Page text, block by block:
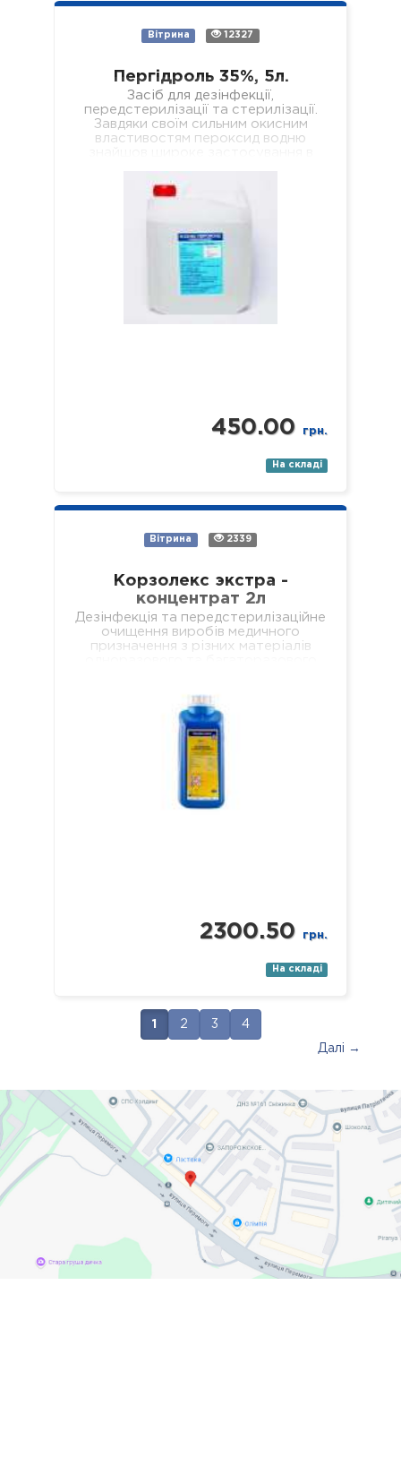
Вітрина 12327
Пергідроль 35%, 5л.
Засіб для дезінфекції,
передстерилізації та стерилізації.
Завдяки своїм сильним окисним
властивостям пероксид водню
використовується, наприклад, як…
450.00 грн.
На складі
Вітрина 2339
Корзолекс экстра -
концентрат 2л
Дезінфекція та передстерилізаційне
очищення виробів медичного
призначення з різних матеріалів
стоматологічні (в т.ч. ендодонтичні
та обертові з…
2300.50 грн.
На складі
1 2 3 4
Далі →